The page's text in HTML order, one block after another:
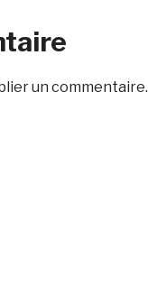
un commentaire.